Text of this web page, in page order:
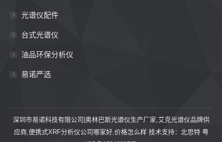
光谱仪配件
台式光谱仪
油品环保分析仪
易诺严选
深圳市易诺科技有限公司|奥林巴斯光谱仪生产厂家,艾克光谱仪品牌供
应商,便携式XRF分析仪公司哪家好,价格怎么样 技术支持： 北思特 粤